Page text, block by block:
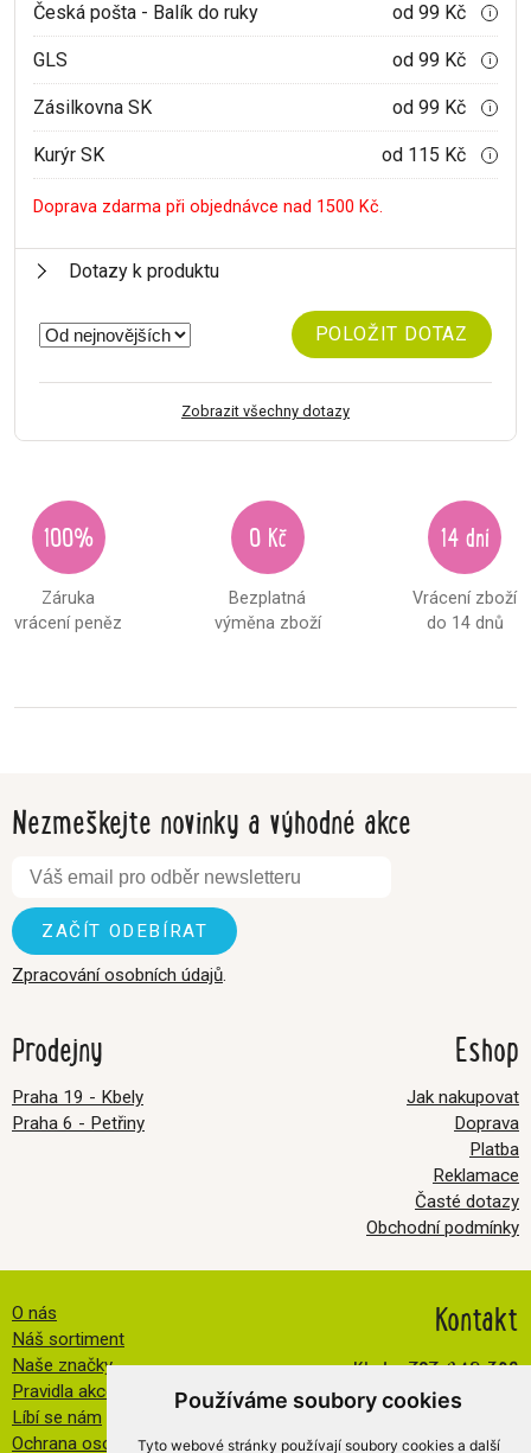
Používáme soubory cookies
Tyto webové stránky používají soubory cookies a další
Česká pošta - Balík do ruky od 99 Kč i
GLS od 99 Kč i
Zásilkovna SK od 99 Kč i
Kurýr SK od 115 Kč i
Doprava zdarma při objednávce nad 1500 Kč.
Dotazy k produktu
POLOŽIT DOTAZ
Zobrazit všechny dotazy
100%
Záruka
vrácení peněz
0 Kč
Bezplatná
výměna zboží
14 dní
Vrácení zboží
do 14 dnů
Nezmeškejte novinky a výhodné akce
Zpracování osobních údajů.
Prodejny
Praha 19 - Kbely
Praha 6 - Petřiny
Kontakt
Kbely:727 840 369
Petřiny:608 032 534
info@veselatkanicka.cz
Eshop
Jak nakupovat
Doprava
Platba
Reklamace
Časté dotazy
Obchodní podmínky
O nás
Náš sortiment
Naše značky
Pravidla akce FB
Líbí se nám
Ochrana osobních údajů